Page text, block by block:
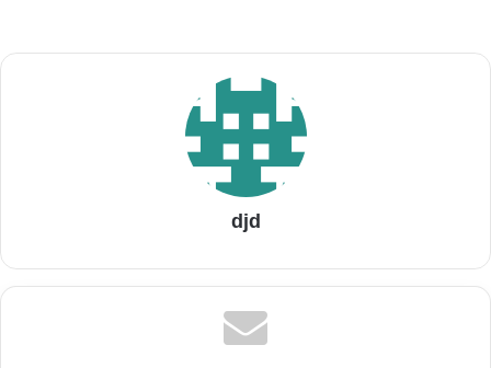
djd